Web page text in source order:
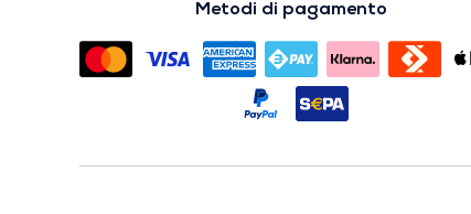
Metodi di pagamento